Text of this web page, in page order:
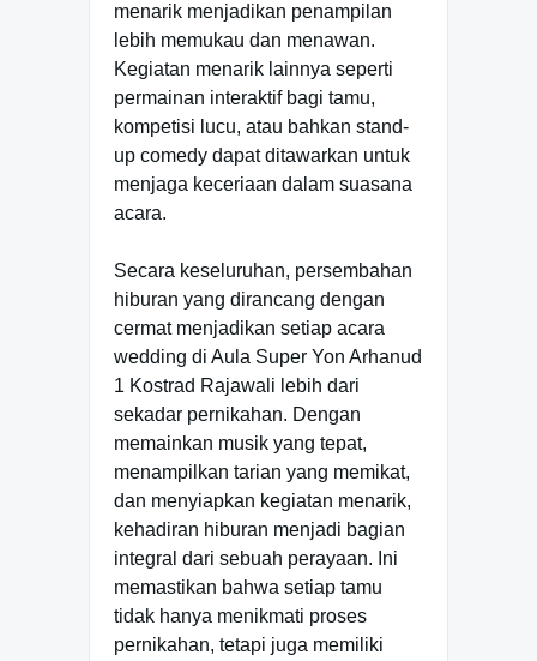
menarik menjadikan penampilan
lebih memukau dan menawan.
Kegiatan menarik lainnya seperti
permainan interaktif bagi tamu,
kompetisi lucu, atau bahkan stand-
up comedy dapat ditawarkan untuk
menjaga keceriaan dalam suasana
acara.
Secara keseluruhan, persembahan
hiburan yang dirancang dengan
cermat menjadikan setiap acara
wedding di Aula Super Yon Arhanud
1 Kostrad Rajawali lebih dari
sekadar pernikahan. Dengan
memainkan musik yang tepat,
menampilkan tarian yang memikat,
dan menyiapkan kegiatan menarik,
kehadiran hiburan menjadi bagian
integral dari sebuah perayaan. Ini
memastikan bahwa setiap tamu
tidak hanya menikmati proses
pernikahan, tetapi juga memiliki